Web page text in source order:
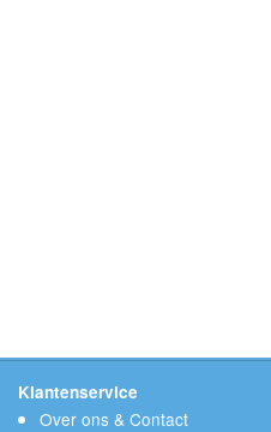
Klantenservice
Over ons & Contact